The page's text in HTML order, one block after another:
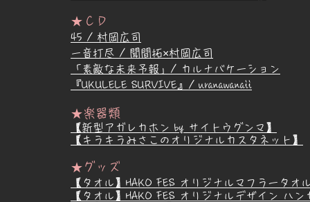
★ＣＤ
45 / 村岡広司
一音打尽 / 聞間拓×村岡広司
「素敵な未来予報」/ カルナバケーション
『UKULELE SURVIVE』/ uranawanaii
★楽器類
【新型アガレカホン by サイトウグンマ】
【キラキラみさこのオリジナルカスタネット】
★グッズ
【タオル】HAKO FES オリジナルマフラータオ
【タオル】HAKO FES オリジナルデザイン ハン